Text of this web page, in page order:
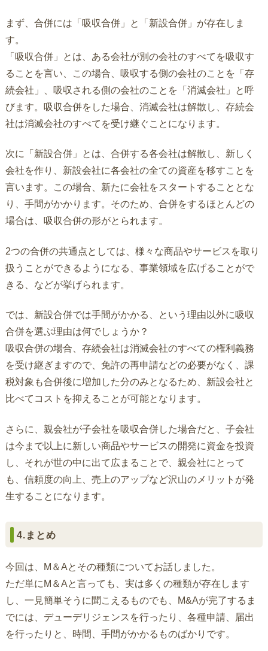
まず、合併には「吸収合併」と「新設合併」が存在しま
す。
「吸収合併」とは、ある会社が別の会社のすべてを吸収す
ることを言い、この場合、吸収する側の会社のことを「存
続会社」、吸収される側の会社のことを「消滅会社」と呼
びます。吸収合併をした場合、消滅会社は解散し、存続会
社は消滅会社のすべてを受け継ぐことになります。
次に「新設合併」とは、合併する各会社は解散し、新しく
会社を作り、新設会社に各会社の全ての資産を移すことを
言います。この場合、新たに会社をスタートすることとな
り、手間がかかります。そのため、合併をするほとんどの
場合は、吸収合併の形がとられます。
2つの合併の共通点としては、様々な商品やサービスを取り
扱うことができるようになる、事業領域を広げることがで
きる、などが挙げられます。
では、新設合併では手間がかかる、という理由以外に吸収
合併を選ぶ理由は何でしょうか？
吸収合併の場合、存続会社は消滅会社のすべての権利義務
を受け継ぎますので、免許の再申請などの必要がなく、課
税対象も合併後に増加した分のみとなるため、新設会社と
比べてコストを抑えることが可能となります。
さらに、親会社が子会社を吸収合併した場合だと、子会社
は今まで以上に新しい商品やサービスの開発に資金を投資
し、それが世の中に出て広まることで、親会社にとって
も、信頼度の向上、売上のアップなど沢山のメリットが発
生することになります。
4.まとめ
今回は、M＆Aとその種類についてお話しました。
ただ単にM＆Aと言っても、実は多くの種類が存在します
し、一見簡単そうに聞こえるものでも、M&Aが完了するま
でには、デューデリジェンスを行ったり、各種申請、届出
を行ったりと、時間、手間がかかるものばかりです。